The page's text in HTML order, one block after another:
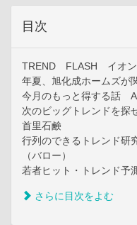
目次
TREND FLASH イオン
年夏、旭化成ホームズが
今月のもっと得する話
次のビッグトレンドを
首里石鹸
行列のできるトレンド
（バロー）
若者ヒット・トレンド
さらに目次をよむ